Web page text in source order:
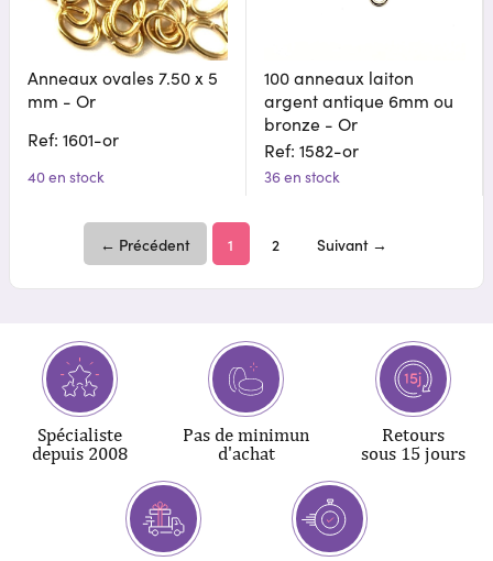
Anneaux ovales 7.50 x 5
mm - Or
Ref: 1601-or
40 en stock
100 anneaux laiton
argent antique 6mm ou
bronze - Or
Ref: 1582-or
36 en stock
← Précédent 1 2 Suivant →
Spécialiste
depuis 2008
Pas de minimun
d'achat
Retours
sous 15 jours